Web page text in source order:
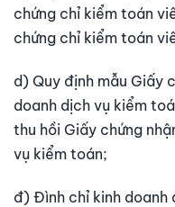
chứng chỉ kiểm toán
chứng chỉ kiểm toán
d) Quy định mẫu Giấy
doanh dịch vụ kiểm
thu hồi Giấy chứng
vụ kiểm toán;
đ) Đình chỉ kinh doanh